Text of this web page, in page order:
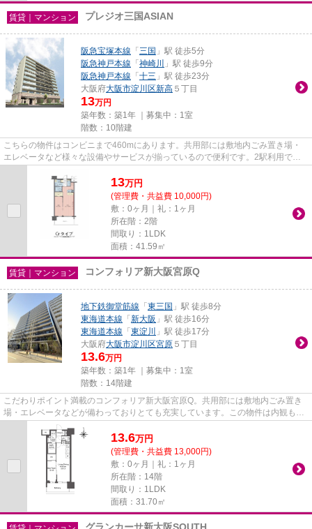
賃貸｜マンション プレジオ三国ASIAN
阪急宝塚本線 「 三国 」駅 徒歩5分
阪急神戸本線 「 神崎川
」駅 徒歩9分
阪急神戸本線 「 十三 」駅 徒歩23分
大阪府大阪市淀川区新高 ５丁目
13万円
築年数：築1年 ｜募集中： 1室
階数：10階建
こちらの物件はコンビニまで460mにあります。共用部には敷地内ごみ置き場・
エレベータなど様々な設備やサービスが揃っているので便利です。2駅利用でき
13万円
(管理費・共益費 10,000円)
敷：0ヶ月｜礼：1ヶ月
所在階：2階
間取り：1LDK
面積：41.59㎡
賃貸｜マンション コンフォリア新大阪宮原Q
地下鉄御堂筋線 「 東三国 」駅 徒歩8分
東海道本線 「 新大阪 」駅 徒歩16分
東海道本線 「 東淀川
」駅 徒歩17分
大阪府大阪市淀川区宮原 ５丁目
13.6万円
築年数：築1年 ｜募集中： 1室
階数：14階建
こだわりポイント満載のコンフォリア新大阪宮原Q。共用部には敷地内ごみ置き
場・エレベータなどが備わっておりとても充実しています。この物件は内観も綺
麗で設備も充実した、2025年築...
13.6万円
(管理費・共益費 13,000円)
敷：0ヶ月｜礼：1ヶ月
所在階：14階
間取り：1LDK
面積：31.70㎡